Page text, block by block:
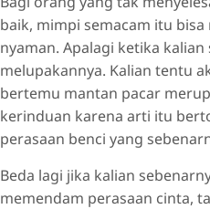
baik, mimpi semacam itu
nyaman. Apalagi ketika
melupakannya. Kalian tentu
bertemu mantan pacar
kerinduan karena arti itu
perasaan benci yang
Beda lagi jika kalian
memendam perasaan cinta,